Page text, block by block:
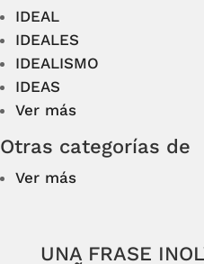
IDEAL
IDEALES
IDEALISMO
IDEAS
Ver más
Otras categorías de
Ver más
UNA FRASE